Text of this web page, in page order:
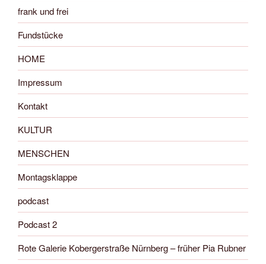
frank und frei
Fundstücke
HOME
Impressum
Kontakt
KULTUR
MENSCHEN
Montagsklappe
podcast
Podcast 2
Rote Galerie Kobergerstraße Nürnberg – früher Pia Rubner